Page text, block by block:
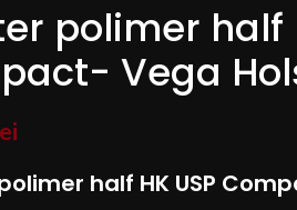
polimer half
Vega
half HK USP